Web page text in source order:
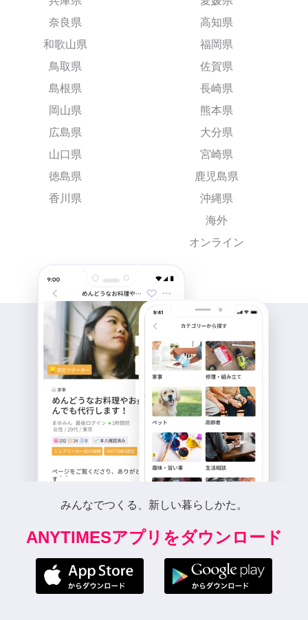
奈良県
和歌山県
鳥取県
島根県
岡山県
広島県
山口県
徳島県
香川県
高知県
福岡県
佐賀県
長崎県
熊本県
大分県
宮崎県
鹿児島県
沖縄県
海外
オンライン
みんなでつくる、新しい暮らしかた。
ANYTIMESアプリをダウンロード